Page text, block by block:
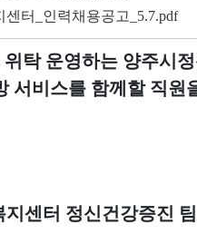
터_인력채용공고_5.7.pdf
탁 운영하는 양주시
서비스를 함께할 직원
센터 정신건강증진